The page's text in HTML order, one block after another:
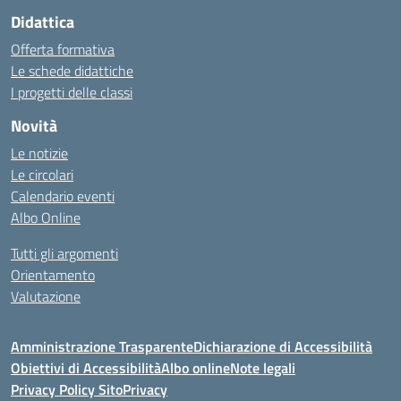
Didattica
Offerta formativa
Le schede didattiche
I progetti delle classi
Novità
Le notizie
Le circolari
Calendario eventi
Albo Online
Tutti gli argomenti
Orientamento
Valutazione
Amministrazione TrasparenteDichiarazione di Accessibilità
Obiettivi di AccessibilitàAlbo onlineNote legali
Privacy Policy SitoPrivacy